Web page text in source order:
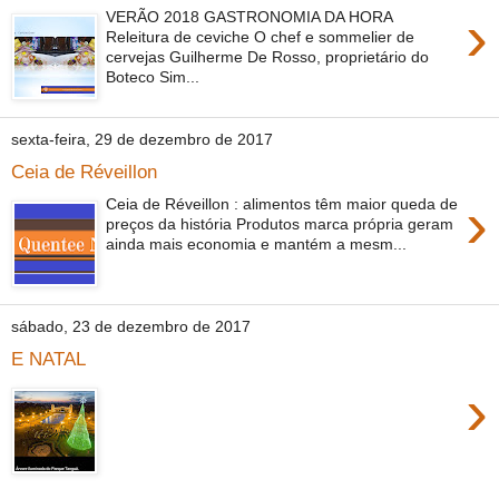
›
VERÃO 2018 GASTRONOMIA DA HORA
Releitura de ceviche O chef e sommelier de
cervejas Guilherme De Rosso, proprietário do
Boteco Sim...
sexta-feira, 29 de dezembro de 2017
Ceia de Réveillon
›
Ceia de Réveillon : alimentos têm maior queda de
preços da história Produtos marca própria geram
ainda mais economia e mantém a mesm...
sábado, 23 de dezembro de 2017
E NATAL
›